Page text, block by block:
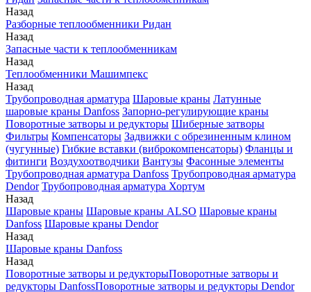
Назад
Разборные теплообменники Ридан
Назад
Запасные части к теплообменникам
Назад
Теплообменники Машимпекс
Назад
Трубопроводная арматура Шаровые краны Латунные
шаровые краны Danfoss Запорно-регулирующие краны
Поворотные затворы и редукторы Шиберные затворы
Фильтры Компенсаторы Задвижки с обрезиненным клином
(чугунные) Гибкие вставки (виброкомпенсаторы) Фланцы и
фитинги Воздухоотводчики Вантузы Фасонные элементы
Трубопроводная арматура Danfoss Трубопроводная арматура
Dendor Трубопроводная арматура Хортум
Назад
Шаровые краны Шаровые краны ALSO Шаровые краны
Danfoss Шаровые краны Dendor
Назад
Шаровые краны Danfoss
Назад
Поворотные затворы и редукторыПоворотные затворы и
редукторы DanfossПоворотные затворы и редукторы Dendor